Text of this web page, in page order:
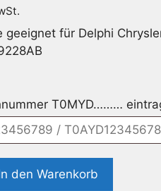
geeignet für Delphi
T0MYD………
den Warenkorb